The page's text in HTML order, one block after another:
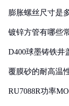
膨胀螺丝尺寸是
镀锌方管有哪些
D400球墨铸铁井
覆膜砂的耐高温
RU7088R功率